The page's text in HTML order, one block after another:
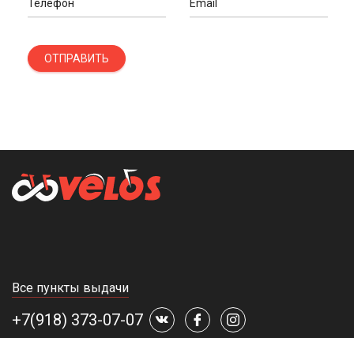
Телефон Email
ОТПРАВИТЬ
Все пункты выдачи
+7(918) 373-07-07